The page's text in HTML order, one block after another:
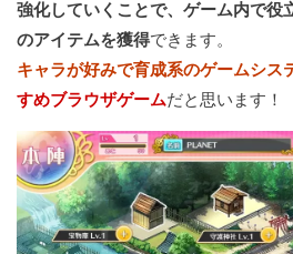
強化していくことで、ゲーム内で役
のアイテムを獲得できます。
キャラが好みで育成系のゲームシス
すめブラウザゲームだと思います！